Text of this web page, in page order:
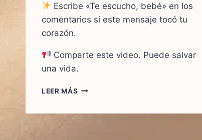
Escribe «Te escucho, bebé» en los
comentarios si este mensaje tocó tu
corazón.
Comparte este video. Puede salvar
una vida.
LEER MÁS